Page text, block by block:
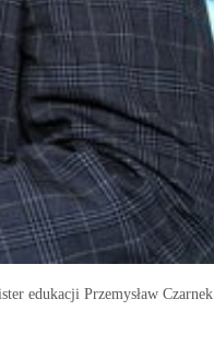
edukacji Przemysław Czarnek